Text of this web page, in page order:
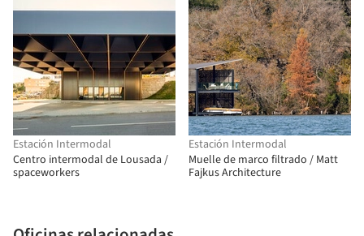
Estación Intermodal
Centro intermodal de Lousada /
spaceworkers
Estación Intermodal
Muelle de marco filtrado / Matt
Fajkus Architecture